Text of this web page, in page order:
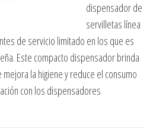
dispensador de
servilletas línea
de servicio limitado en los que es
Este compacto dispensador brinda
la higiene y reduce el consumo
con los dispensadores